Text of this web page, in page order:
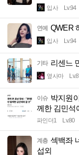
입사 Lv.94
연예 QWER
입사 Lv.94
기타 리센느
옆사마
이슈 박지원
께한 김민석
파인더1 Lv.80
계층 섹백좌
섭외